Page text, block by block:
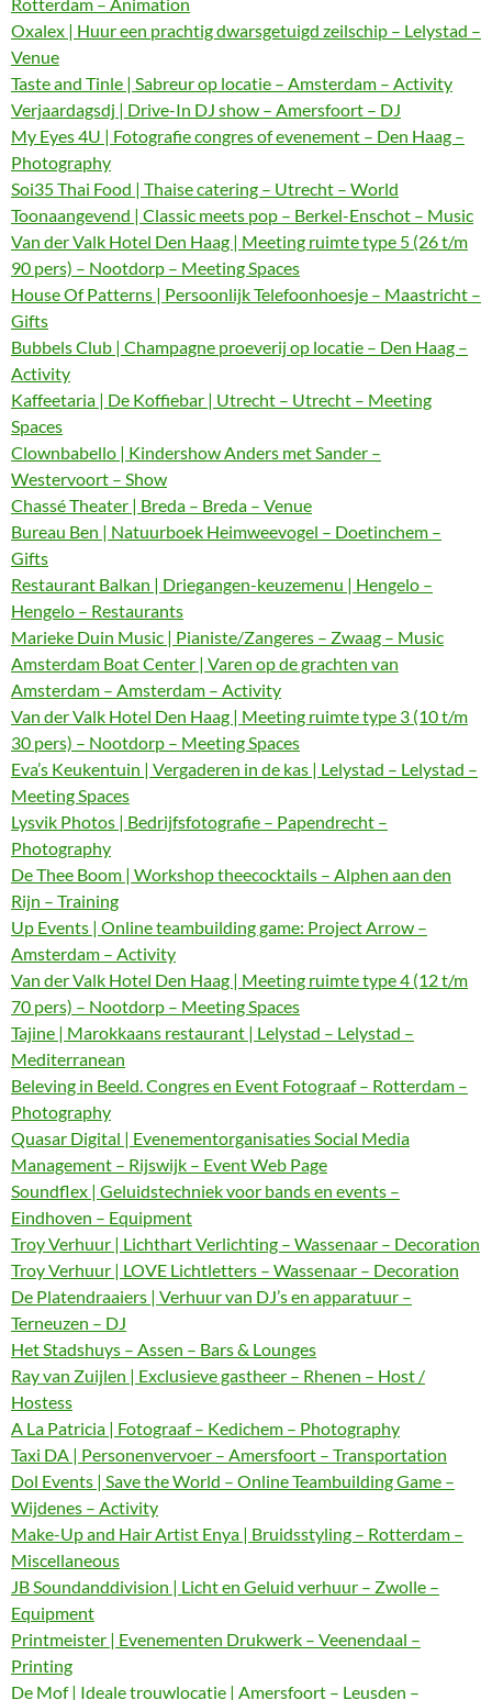
Oxalex | Huur een prachtig dwarsgetuigd zeilschip – Lelystad –
Venue
Taste and Tinle | Sabreur op locatie – Amsterdam – Activity
Verjaardagsdj | Drive-In DJ show – Amersfoort – DJ
My Eyes 4U | Fotografie congres of evenement – Den Haag –
Photography
Soi35 Thai Food | Thaise catering – Utrecht – World
Toonaangevend | Classic meets pop – Berkel-Enschot – Music
Van der Valk Hotel Den Haag | Meeting ruimte type 5 (26 t/m
90 pers) – Nootdorp – Meeting Spaces
House Of Patterns | Persoonlijk Telefoonhoesje – Maastricht –
Gifts
Bubbels Club | Champagne proeverij op locatie – Den Haag –
Activity
Kaffeetaria | De Koffiebar | Utrecht – Utrecht – Meeting
Spaces
Clownbabello | Kindershow Anders met Sander –
Westervoort – Show
Chassé Theater | Breda – Breda – Venue
Bureau Ben | Natuurboek Heimweevogel – Doetinchem –
Gifts
Restaurant Balkan | Driegangen-keuzemenu | Hengelo –
Hengelo – Restaurants
Marieke Duin Music | Pianiste/Zangeres – Zwaag – Music
Amsterdam Boat Center | Varen op de grachten van
Amsterdam – Amsterdam – Activity
Van der Valk Hotel Den Haag | Meeting ruimte type 3 (10 t/m
30 pers) – Nootdorp – Meeting Spaces
Eva’s Keukentuin | Vergaderen in de kas | Lelystad – Lelystad –
Meeting Spaces
Lysvik Photos | Bedrijfsfotografie – Papendrecht –
Photography
De Thee Boom | Workshop theecocktails – Alphen aan den
Rijn – Training
Up Events | Online teambuilding game: Project Arrow –
Amsterdam – Activity
Van der Valk Hotel Den Haag | Meeting ruimte type 4 (12 t/m
70 pers) – Nootdorp – Meeting Spaces
Tajine | Marokkaans restaurant | Lelystad – Lelystad –
Mediterranean
Beleving in Beeld. Congres en Event Fotograaf – Rotterdam –
Photography
Quasar Digital | Evenementorganisaties Social Media
Management – Rijswijk – Event Web Page
Soundflex | Geluidstechniek voor bands en events –
Eindhoven – Equipment
Troy Verhuur | Lichthart Verlichting – Wassenaar – Decoration
Troy Verhuur | LOVE Lichtletters – Wassenaar – Decoration
De Platendraaiers | Verhuur van DJ’s en apparatuur –
Terneuzen – DJ
Het Stadshuys – Assen – Bars & Lounges
Ray van Zuijlen | Exclusieve gastheer – Rhenen – Host /
Hostess
A La Patricia | Fotograaf – Kedichem – Photography
Taxi DA | Personenvervoer – Amersfoort – Transportation
Dol Events | Save the World – Online Teambuilding Game –
Wijdenes – Activity
Make-Up and Hair Artist Enya | Bruidsstyling – Rotterdam –
Miscellaneous
JB Soundanddivision | Licht en Geluid verhuur – Zwolle –
Equipment
Printmeister | Evenementen Drukwerk – Veenendaal –
Printing
De Mof | Ideale trouwlocatie | Amersfoort – Leusden –